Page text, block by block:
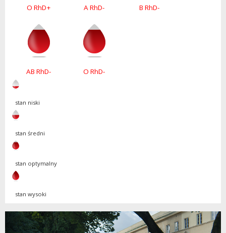
O RhD+ A RhD- B RhD-
AB RhD- O RhD-
stan niski
stan średni
stan optymalny
stan wysoki